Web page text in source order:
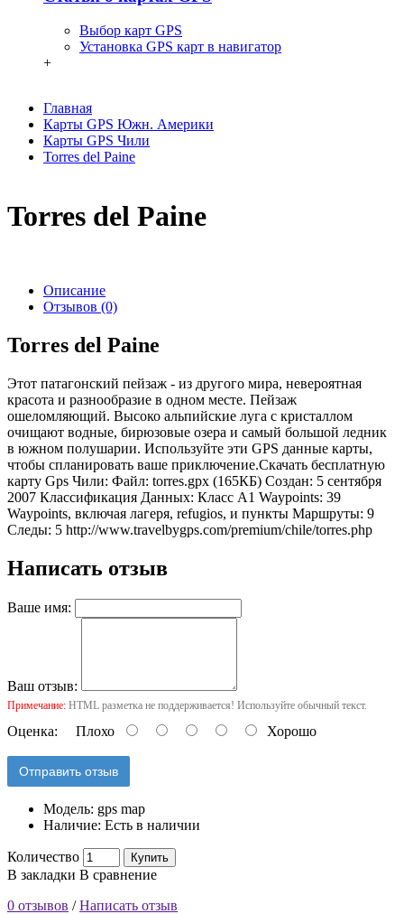
Выбор карт GPS
Установка GPS карт в навигатор
+
Главная
Карты GPS Южн. Америки
Карты GPS Чили
Torres del Paine
Torres del Paine
Описание
Отзывов (0)
Torres del Paine
Этот патагонский пейзаж - из другого мира, невероятная
красота и разнообразие в одном месте. Пейзаж
ошеломляющий. Высоко альпийские луга с кристаллом
очищают водные, бирюзовые озера и самый большой ледник
в южном полушарии. Используйте эти GPS данные карты,
чтобы спланировать ваше приключение.Скачать бесплатную
карту Gps Чили: Файл: torres.gpx (165КБ) Создан: 5 сентября
2007 Классификация Данных: Класс A1 Waypoints: 39
Waypoints, включая лагеря, refugios, и пункты Маршруты: 9
Следы: 5 http://www.travelbygps.com/premium/chile/torres.php
Написать отзыв
Ваше имя:
Ваш отзыв:
Примечание: HTML разметка не поддерживается! Используйте обычный текст.
Оценка: Плохо Хорошо
Отправить отзыв
Модель: gps map
Наличие: Есть в наличии
Количество Купить
В закладки В сравнение
0 отзывов /Написать отзыв